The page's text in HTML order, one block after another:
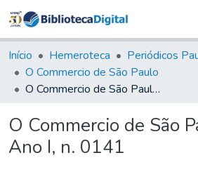
&
Coleções
Tudo na
Biblioteca
Estatísticas
Início Hemeroteca
Periódicos
O Commercio de São Paulo
O Commercio de São Paulo, 1893, Ano I, n. 0141
O Commercio de São
Ano I, n. 0141